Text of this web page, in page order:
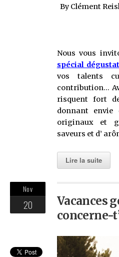
By Clément
Nous vous
spécial
vos talents
contribution…
risquent fort
donnant envie
originaux et
saveurs et d’
Lire la suite
Nov
20
Vacances
concerne-